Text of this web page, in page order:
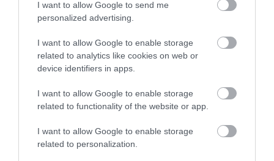
I want to allow Google to send me
personalized advertising.
I want to allow Google to enable storage
related to analytics like cookies on web or
device identifiers in apps.
I want to allow Google to enable storage
related to functionality of the website or app.
I want to allow Google to enable storage
related to personalization.
Nelson Büfé
Kocsma